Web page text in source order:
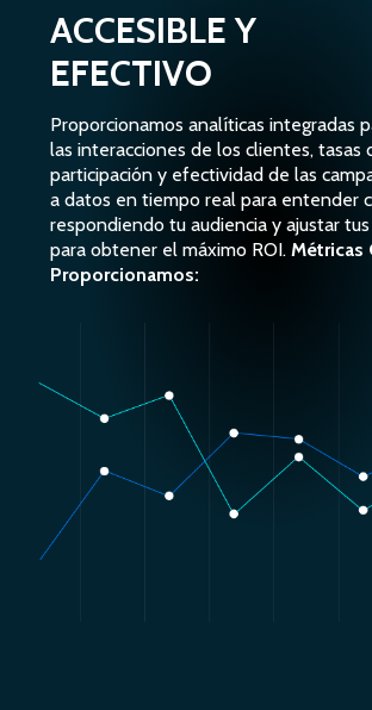
ACCESIBLE Y
EFECTIVO
Proporcionamos analíticas integradas
las interacciones de los clientes, tasas
participación y efectividad de las
a datos en tiempo real para entender
respondiendo tu audiencia y ajustar
para obtener el máximo ROI. Métricas
Proporcionamos: